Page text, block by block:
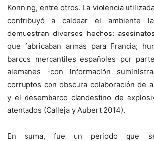
Konning, entre otros. La violencia
contribuyó a caldear el ambiente
demuestran diversos hechos:
que fabricaban armas para Francia;
barcos mercantiles españoles por
alemanes -con información
corruptos con obscura colaboración de
y el desembarco clandestino de
atentados (Calleja y Aubert 2014).
En suma, fue un periodo que